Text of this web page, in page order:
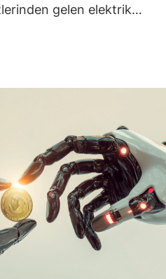
gelen elektrik…